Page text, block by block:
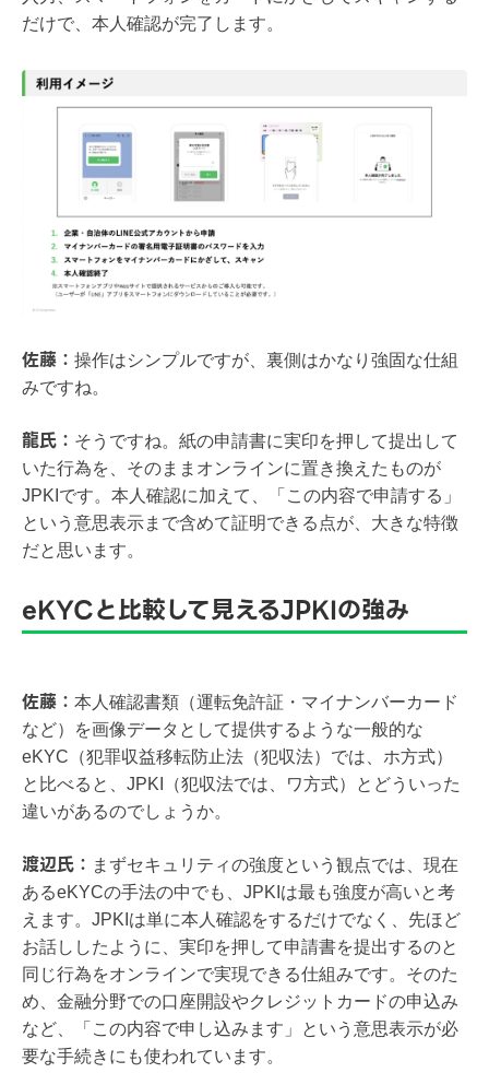
だけで、本人確認が完了します。
佐藤： 操作はシンプルですが、裏側はかなり強固な仕組
みですね。
龍氏： そうですね。紙の申請書に実印を押して提出して
いた行為を、そのままオンラインに置き換えたものが
JPKIです。本人確認に加えて、「この内容で申請する」
という意思表示まで含めて証明できる点が、大きな特徴
だと思います。
eKYCと比較して見えるJPKIの強み
佐藤： 本人確認書類（運転免許証・マイナンバーカード
など）を画像データとして提供するような一般的な
eKYC（犯罪収益移転防止法（犯収法）では、ホ方式）
と比べると、JPKI（犯収法では、ワ方式）とどういった
違いがあるのでしょうか。
渡辺氏： まずセキュリティの強度という観点では、現在
あるeKYCの手法の中でも、JPKIは最も強度が高いと考
えます。JPKIは単に本人確認をするだけでなく、先ほど
お話ししたように、実印を押して申請書を提出するのと
同じ行為をオンラインで実現できる仕組みです。そのた
め、金融分野での口座開設やクレジットカードの申込み
など、「この内容で申し込みます」という意思表示が必
要な手続きにも使われています。